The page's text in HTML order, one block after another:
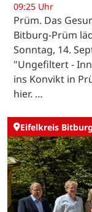
09:25 Uhr
Prüm. Das
Bitburg-Prüm
Sonntag, 14.
"Ungefiltert -
ins Konvikt in
hier. …
Eifelkreis